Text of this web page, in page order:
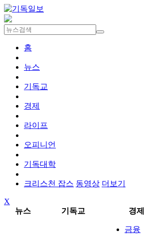
홈
뉴스
기독교
경제
라이프
오피니언
기독대학
크리스천 잡스 동영상 더보기
X
뉴스
기독교 경제
금융